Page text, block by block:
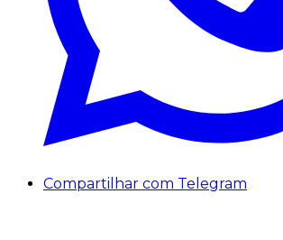
Compartilhar com Telegram